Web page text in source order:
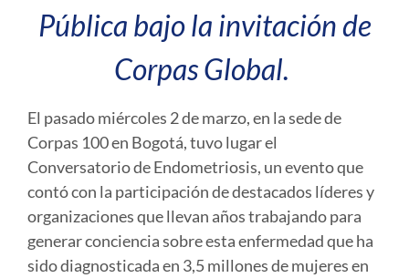
Pública bajo la invitación de
Corpas Global.
El pasado miércoles 2 de marzo, en la sede de
Corpas 100 en Bogotá, tuvo lugar el
Conversatorio de Endometriosis, un evento que
contó con la participación de destacados líderes y
organizaciones que llevan años trabajando para
generar conciencia sobre esta enfermedad que ha
sido diagnosticada en 3,5 millones de mujeres en